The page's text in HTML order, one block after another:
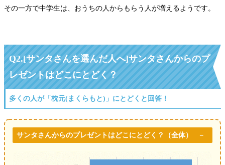
その一方で中学生は、おうちの人からもらう人が増えるようです。
Q2.[サンタさんを選んだ人へ]サンタさんからのプ
レゼントはどこにとどく？
多くの人が「枕元(まくらもと)」にとどくと回答！
サンタさんからのプレゼントはどこにとどく？（全体）